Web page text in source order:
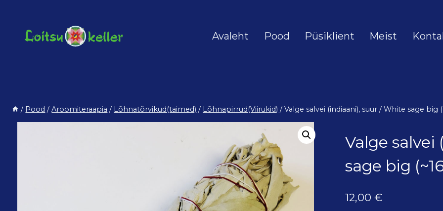
content
Avaleht Pood Püsiklient Meist
/ Pood / Aroomiteraapia / Lõhnatõrvikud(taimed) / Lõhnapirrud(Viirukid) / Valge salvei (indiaani), suur / White sage big
Valge
sage big
12,00 €